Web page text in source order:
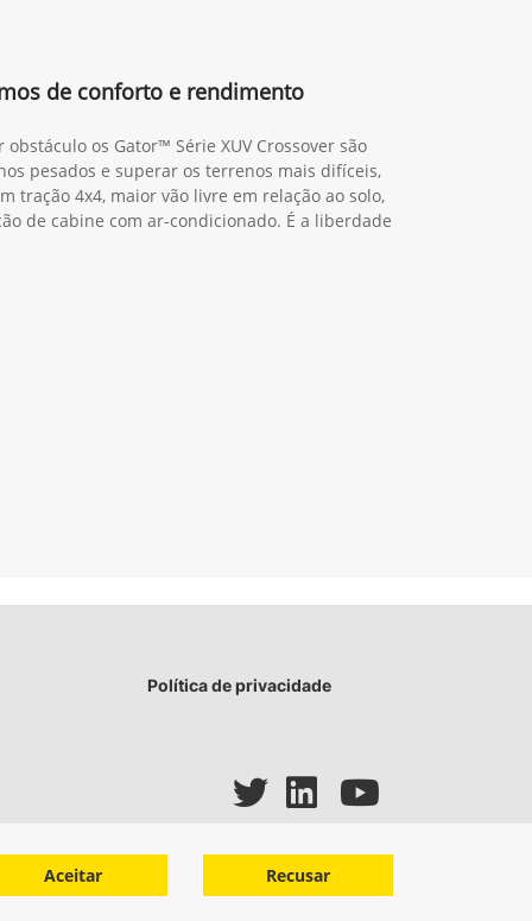
de conforto e rendimento
os Gator™ Série XUV Crossover são
pesados e superar os terrenos mais difíceis,
tração 4x4, maior vão livre em relação ao solo,
de cabine com ar-condicionado. É a liberdade
Política de privacidade
Aceitar Recusar